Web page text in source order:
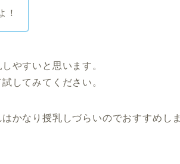
！
やすいと思います。
してみてください。
かなり授乳しづらいのでおすすめしま